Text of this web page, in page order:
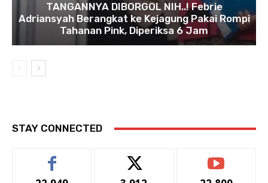
TANGANNYA DIBORGOL NIH..! Febrie
Adriansyah Berangkat ke Kejagung Pakai Rompi
Tahanan Pink, Diperiksa 6 Jam
STAY CONNECTED